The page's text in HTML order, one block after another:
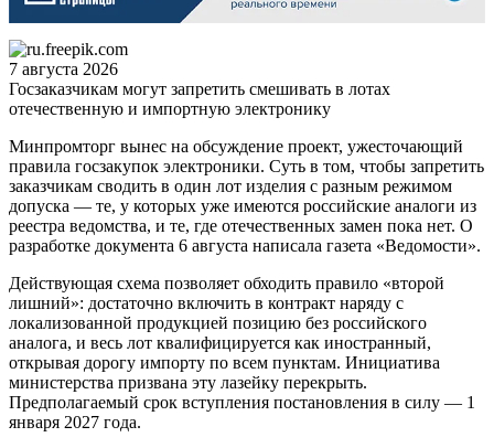
7 августа 2026
Госзаказчикам могут запретить смешивать в лотах
отечественную и импортную электронику
Минпромторг вынес на обсуждение проект, ужесточающий
правила госзакупок электроники. Суть в том, чтобы запретить
заказчикам сводить в один лот изделия с разным режимом
допуска — те, у которых уже имеются российские аналоги из
реестра ведомства, и те, где отечественных замен пока нет. О
разработке документа 6 августа написала газета «Ведомости».
Действующая схема позволяет обходить правило «второй
лишний»: достаточно включить в контракт наряду с
локализованной продукцией позицию без российского
аналога, и весь лот квалифицируется как иностранный,
открывая дорогу импорту по всем пунктам. Инициатива
министерства призвана эту лазейку перекрыть.
Предполагаемый срок вступления постановления в силу — 1
января 2027 года.